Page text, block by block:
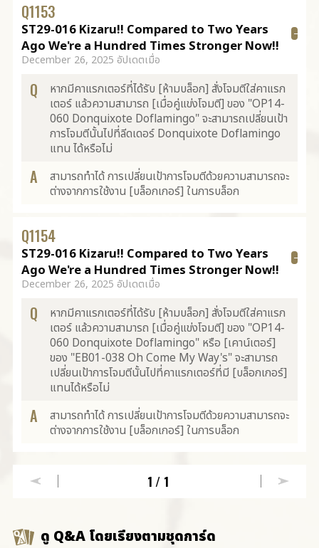
Q1153
ST29-016 Kizaru!! Compared to Two Years
Ago We're a Hundred Times Stronger Now!!
December 26, 2025 อัปเดตเมื่อ
Q
หากมีคาแรกเตอร์ที่ได้รับ [ห้ามบล็อก] สั่งโจมตีใส่คาแรก
เตอร์ แล้วความสามารถ [เมื่อคู่แข่งโจมตี] ของ "OP14-
060 Donquixote Doflamingo" จะสามารถเปลี่ยนเป้า
การโจมตีนั้นไปที่ลีดเดอร์ Donquixote Doflamingo
แทน ได้หรือไม่
A
สามารถทำได้ การเปลี่ยนเป้าการโจมตีด้วยความสามารถจะ
ต่างจากการใช้งาน [บล็อกเกอร์] ในการบล็อก
Q1154
ST29-016 Kizaru!! Compared to Two Years
Ago We're a Hundred Times Stronger Now!!
December 26, 2025 อัปเดตเมื่อ
Q
หากมีคาแรกเตอร์ที่ได้รับ [ห้ามบล็อก] สั่งโจมตีใส่คาแรก
เตอร์ แล้วความสามารถ [เมื่อคู่แข่งโจมตี] ของ "OP14-
060 Donquixote Doflamingo" หรือ [เคาน์เตอร์]
ของ "EB01-038 Oh Come My Way's" จะสามารถ
เปลี่ยนเป้าการโจมตีนั้นไปที่คาแรกเตอร์ที่มี [บล็อกเกอร์]
แทนได้หรือไม่
A
สามารถทำได้ การเปลี่ยนเป้าการโจมตีด้วยความสามารถจะ
ต่างจากการใช้งาน [บล็อกเกอร์] ในการบล็อก
1 /1
ดู Q&A โดยเรียงตามชุดการ์ด